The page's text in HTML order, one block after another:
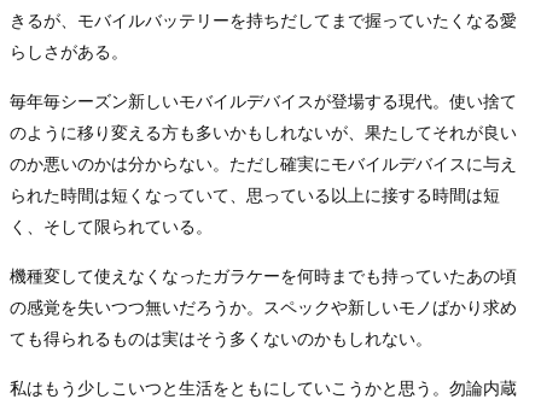
きるが、モバイルバッテリーを持ちだしてまで握っていたくなる愛
らしさがある。
毎年毎シーズン新しいモバイルデバイスが登場する現代。使い捨て
のように移り変える方も多いかもしれないが、果たしてそれが良い
のか悪いのかは分からない。ただし確実にモバイルデバイスに与え
られた時間は短くなっていて、思っている以上に接する時間は短
く、そして限られている。
機種変して使えなくなったガラケーを何時までも持っていたあの頃
の感覚を失いつつ無いだろうか。スペックや新しいモノばかり求め
ても得られるものは実はそう多くないのかもしれない。
私はもう少しこいつと生活をともにしていこうかと思う。勿論内蔵